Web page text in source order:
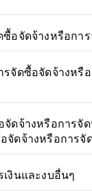
ซื้อจัดจ้างหรือกา
รจัดซื้อจัดจ้างหรื
จัดจ้างหรือการจั
จัดจ้างหรือการจั
งินและงบอื่นๆ